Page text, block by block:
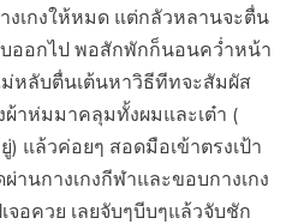
งเกงให้หมด แต่กลัวหลานจะตื่น
บออกไป พอสักพักก็นอนคว่ำหน้า
หลับตื่นเต้นหาวิธีทีทจะสัมผัส
ผ้าห่มมาคลุมทั้งผมและเต๋า (
แล้วค่อยๆ สอดมือเข้าตรงเป้า
านกางเกงกีฬาและขอบกางเกง
จอควย เลยจับๆบีบๆแล้วจับชัก